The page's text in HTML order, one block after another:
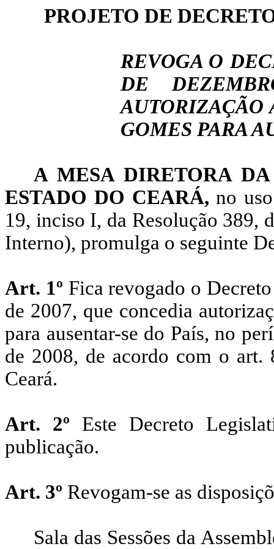
PROJETO DE
REVOGA O
DE
AUTORIZAÇÃO
GOMES PARA
A MESA DIRETORA
ESTADO DO CEARÁ,no
19, inciso I, da Resolução 389,
Interno), promulga o seguinte
Art. 1º Fica revogado o
de 2007, que concedia
para ausentar-se do País, no
de 2008, de acordo com o art.
Ceará.
Art. 2º Este Decreto
publicação.
Art. 3º Revogam-se as
Sala das Sessões da